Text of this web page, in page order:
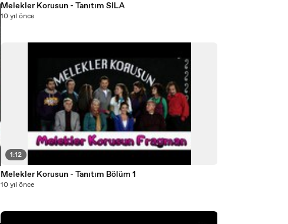
Melekler Korusun - Tanıtım SILA
10 yıl önce
1:12
Melekler Korusun - Tanıtım Bölüm 1
10 yıl önce